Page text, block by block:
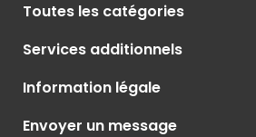
Toutes les catégories
Services additionnels
Information légale
Envoyer un message